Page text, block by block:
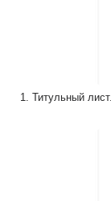
1. Титульный лист.